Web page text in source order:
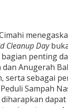
Cleanup Day
penting
dan Anugerah
serta sebagai
Sampah
diharapkan